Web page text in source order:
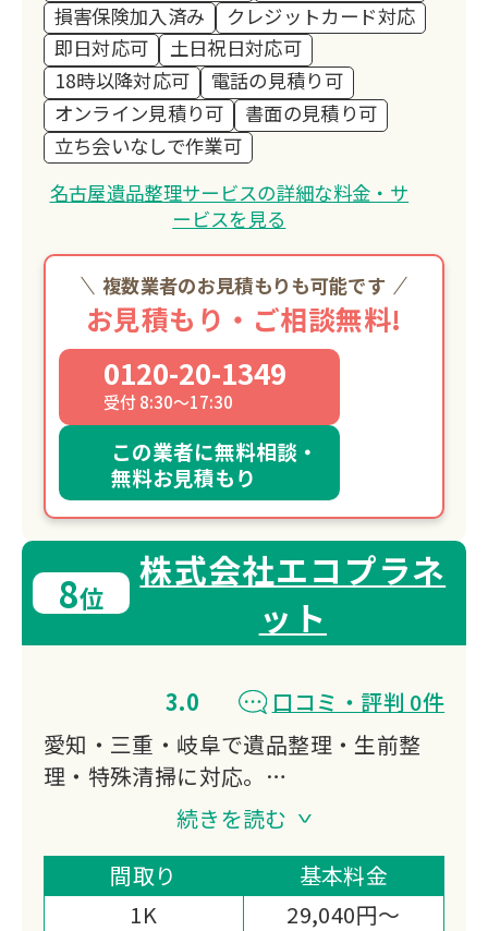
損害保険加入済み
クレジットカード対応
即日対応可
土日祝日対応可
18時以降対応可
電話の見積り可
オンライン見積り可
書面の見積り可
立ち会いなしで作業可
名古屋遺品整理サービスの詳細な料金・サ
ービスを見る
複数業者のお見積もりも可能です
お見積もり・ご相談無料!
0120-20-1349
受付 8:30～17:30
この業者に無料相談・
無料お見積もり
8位
株式会社エコプラネ
ット
3.0
口コミ・評判 0件
愛知・三重・岐阜で遺品整理・生前整
理・特殊清掃に対応。
廃棄物処理の資格を持つプロスタッフが
自社処理でスピーディーかつ低価格を実
現します。
仏壇・位牌の魂抜き供養も可能です。
続きを読む
間取り
基本料金
1K
29,040円～